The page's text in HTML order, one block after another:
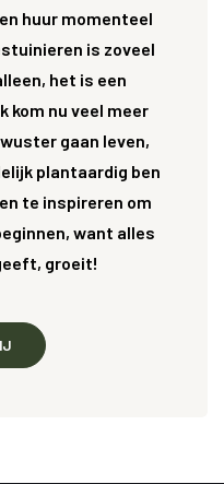
huur momenteel
is zoveel
het is een
kom nu veel meer
gaan leven,
plantaardig ben
te inspireren om
want alles
groeit!